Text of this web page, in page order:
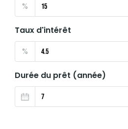
%
Taux d'intérêt
%
Durée du prêt (année)